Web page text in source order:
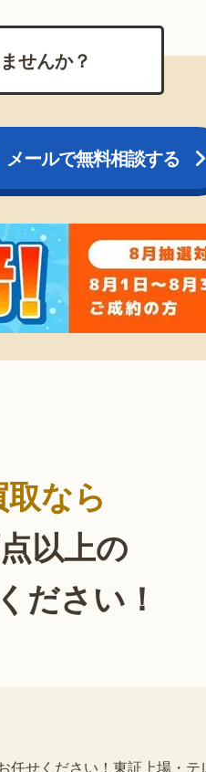
せんか？
メールで無料相談する
なら
以上の
ださい！
任せください！東証上場・テ